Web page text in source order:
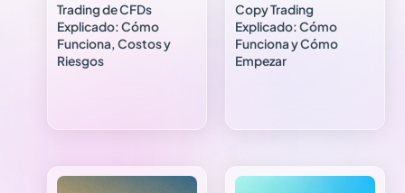
Trading de CFDs
Explicado: Cómo
Funciona, Costos y
Riesgos
Copy Trading
Explicado: Cómo
Funciona y Cómo
Empezar